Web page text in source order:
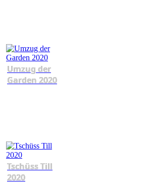
Umzug der
Garden 2020
Tschüss Till
2020